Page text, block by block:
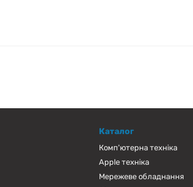
Каталог
Комп'ютерна техніка
Apple техніка
Мережеве обладнання